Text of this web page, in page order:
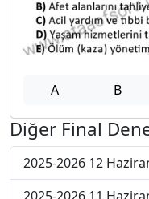
A B
Diğer Final
2025-2026 12
2025-2026 11